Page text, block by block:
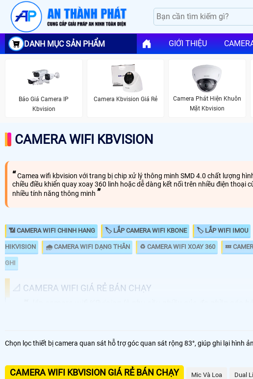
DANH MỤC SẢN PHẨM GIỚI THIỆU
Báo Giá Camera IP
Kbvision
Camera Kbvision Giá Rẻ
Camera Phát Hiện Khuôn
Mặt Kbvision
CAMERA WIFI KBVISION
Camea wifi kbvision với trang bị chip xử lý thông minh SMD 4.0 chất lượng
chiều điều khiển quay xoay 360 linh hoặc dễ dàng kết nối trên nhiều điện
nhiều tính năng thông minh
📶 CAMERA WIFI CHINH HANG 🏷 LẮP CAMERA WIFI KBONE 🏷 LẮP WIFI IMOU
HIKVISION 🌧️ CAMERA WIFI DẠNG THÂN ♻️ CAMERA WIFI XOAY 360 💤
GHI
📐 CAMERA WIFI GIÁ RẺ BÁN CHẠY
NHU CẦU LẮP CAMERA WIFI
📸 Lắp Camera Wifi 360 Giá Rẻ
Chọn lọc thiết bị camera quan sát hỗ trợ góc quan sát rộng 83°, giúp ghi lại hình
CAMERA WIFI KBVISION GIÁ RẺ BÁN CHẠY Mic Và Loa Dual